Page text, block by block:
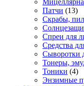
Патчи (13)
Скрабы,
Спреи для
Средства
Сыворотки
Тонеры,
Тоники (4)
Энзимные